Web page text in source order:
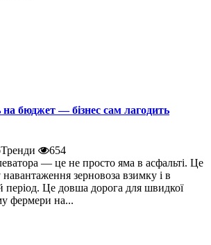
бюджет — бізнес сам лагодить
654
— це не просто яма в асфальті. Це
зерновоза взимку і в
період. Це довша дорога для швидкої
фермери на...